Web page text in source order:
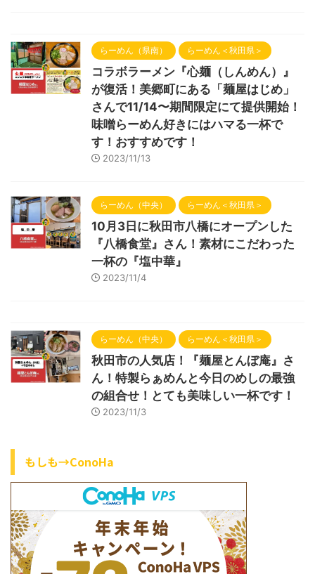
らーめん（県南） らーめん＜秋田県＞
コラボラーメン『心麺（しんめん）』
が復活！美郷町にある「麺屋はじめ」
さんで11/14〜期間限定にて提供開始！
味噌らーめん好きにはハマる一杯で
す！おすすめです！
2023/11/13
らーめん（中央） らーめん＜秋田県＞
10月3日に秋田市八橋にオープンした
『八橋食堂』さん！素材にこだわった
一杯の『塩中華』
2023/11/4
らーめん（中央） らーめん＜秋田県＞
秋田市の人気店！『麺屋とんぼ庵』さ
ん！特製らぁめんと今日のめしの最強
の組合せ！とても美味しい一杯です！
2023/11/3
もしも→ConoHa